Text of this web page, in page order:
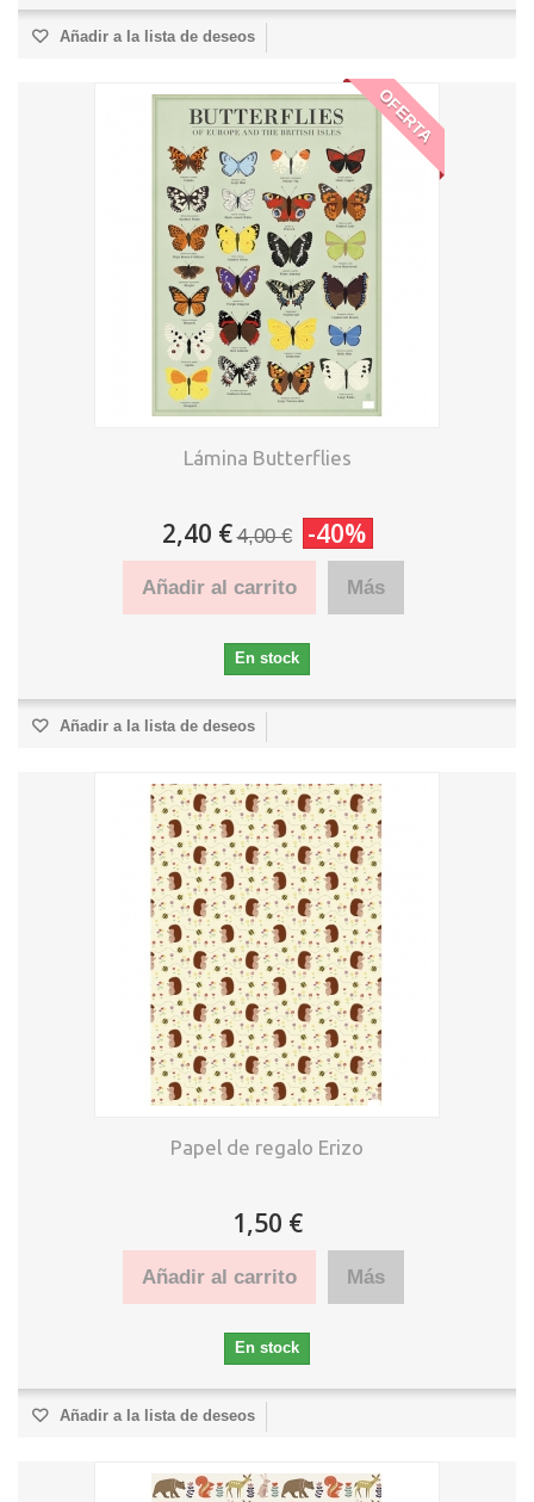
Añadir a la lista de deseos
OFERTA
Lámina Butterflies
2,40 € 4,00 € -40%
Añadir al carrito Más
En stock
Añadir a la lista de deseos
Papel de regalo Erizo
1,50 €
Añadir al carrito Más
En stock
Añadir a la lista de deseos